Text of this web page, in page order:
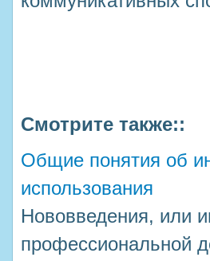
Смотрите также::
Общие понятия об
использования
Нововведения, или
профессиональной